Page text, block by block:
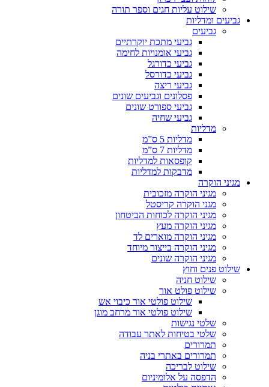
שילוט עליות חגים וספר תורה
גביעים ומדליות
גביעים
גביעי מתכת יוקרתיים
גביעי אומנויות לחימה
גביעי כדורגל
גביעי כדורסל
גביעי ריצה
פסלונים וגביעים שונים
גביעי ספורט שונים
גביעי שחיה
מדליות
מדליות 5 ס”מ
מדליות 7 ס”מ
קופסאות למדליות
מדבקות למדליות
מגיני הוקרה
מגיני הוקרה מזכוכית
מגני הוקרה קריסטל
מגיני הוקרה לכוחות הביטחון
מגיני הוקרה מעץ
מגיני הוקרה מוארים לד
מגיני הוקרה בייצור מיוחד
מגיני הוקרה שונים
שילוט פנים וחוץ
שילוט חניה
שילוט פולט אור
שילוט פולטי אור כיבוי אש
שילוט פולטי אור מרחב מוגן
שלטי נגישות
שלטי בטיחות לאתר עבודה
תמרורים
תמרורים באתרי בניה
שילוט לבריכה
הדפסה על אלומיניום